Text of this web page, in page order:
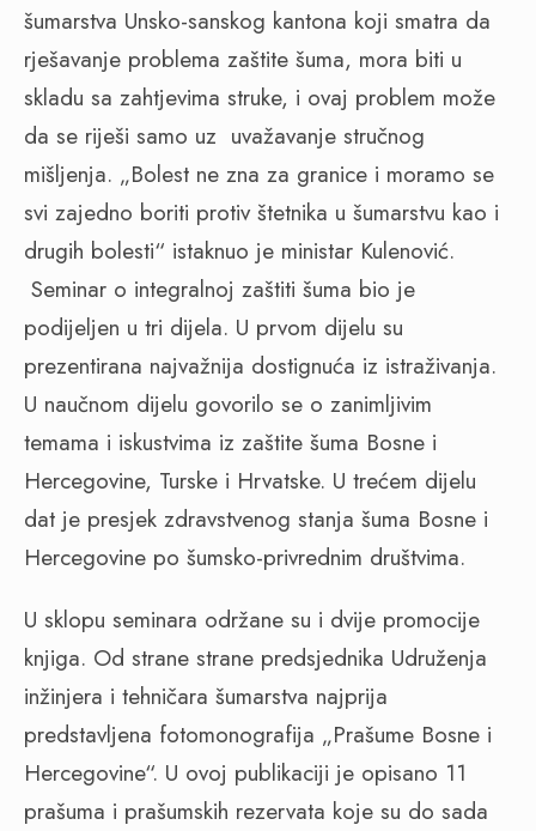
šumarstva Unsko-sanskog kantona koji smatra da
rješavanje problema zaštite šuma, mora biti u
skladu sa zahtjevima struke, i ovaj problem može
da se riješi samo uz uvažavanje stručnog
mišljenja. „Bolest ne zna za granice i moramo se
svi zajedno boriti protiv štetnika u šumarstvu kao i
drugih bolesti“ istaknuo je ministar Kulenović.
Seminar o integralnoj zaštiti šuma bio je
podijeljen u tri dijela. U prvom dijelu su
prezentirana najvažnija dostignuća iz istraživanja.
U naučnom dijelu govorilo se o zanimljivim
temama i iskustvima iz zaštite šuma Bosne i
Hercegovine, Turske i Hrvatske. U trećem dijelu
dat je presjek zdravstvenog stanja šuma Bosne i
Hercegovine po šumsko-privrednim društvima.
U sklopu seminara održane su i dvije promocije
knjiga. Od strane strane predsjednika Udruženja
inžinjera i tehničara šumarstva najprija
predstavljena fotomonografija „Prašume Bosne i
Hercegovine“. U ovoj publikaciji je opisano 11
prašuma i prašumskih rezervata koje su do sada